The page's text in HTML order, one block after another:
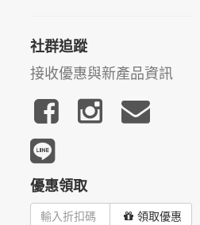
社群追蹤
接收優惠與新產品資訊
優惠領取
領取優惠